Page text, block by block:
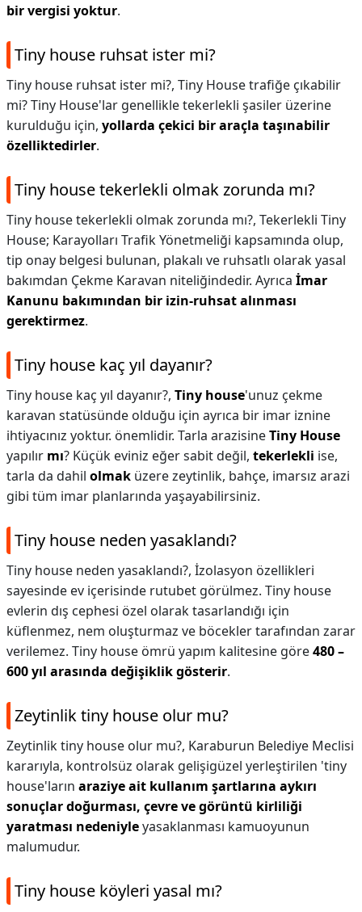
bir vergisi yoktur.
Tiny house ruhsat ister mi?
Tiny house ruhsat ister mi?, Tiny House trafiğe çıkabilir
mi? Tiny House'lar genellikle tekerlekli şasiler üzerine
kurulduğu için, yollarda çekici bir araçla taşınabilir
özelliktedirler.
Tiny house tekerlekli olmak zorunda mı?
Tiny house tekerlekli olmak zorunda mı?, Tekerlekli Tiny
House; Karayolları Trafik Yönetmeliği kapsamında olup,
tip onay belgesi bulunan, plakalı ve ruhsatlı olarak yasal
bakımdan Çekme Karavan niteliğindedir. Ayrıca İmar
Kanunu bakımından bir izin-ruhsat alınması
gerektirmez.
Tiny house kaç yıl dayanır?
Tiny house kaç yıl dayanır?, Tiny house'unuz çekme
karavan statüsünde olduğu için ayrıca bir imar iznine
ihtiyacınız yoktur. önemlidir. Tarla arazisineTiny House
yapılır mı? Küçük eviniz eğer sabit değil, tekerlekli ise,
tarla da dahil olmak üzere zeytinlik, bahçe, imarsız arazi
gibi tüm imar planlarında yaşayabilirsiniz.
Tiny house neden yasaklandı?
Tiny house neden yasaklandı?, İzolasyon özellikleri
sayesinde ev içerisinde rutubet görülmez. Tiny house
evlerin dış cephesi özel olarak tasarlandığı için
küflenmez, nem oluşturmaz ve böcekler tarafından zarar
verilemez. Tiny house ömrü yapım kalitesine göre480 –
600 yıl arasında değişiklik gösterir.
Zeytinlik tiny house olur mu?
Zeytinlik tiny house olur mu?, Karaburun Belediye Meclisi
kararıyla, kontrolsüz olarak gelişigüzel yerleştirilen 'tiny
house'ların araziye ait kullanım şartlarına aykırı
sonuçlar doğurması, çevre ve görüntü kirliliği
yaratması nedeniyleyasaklanması kamuoyunun
malumudur.
Tiny house köyleri yasal mı?